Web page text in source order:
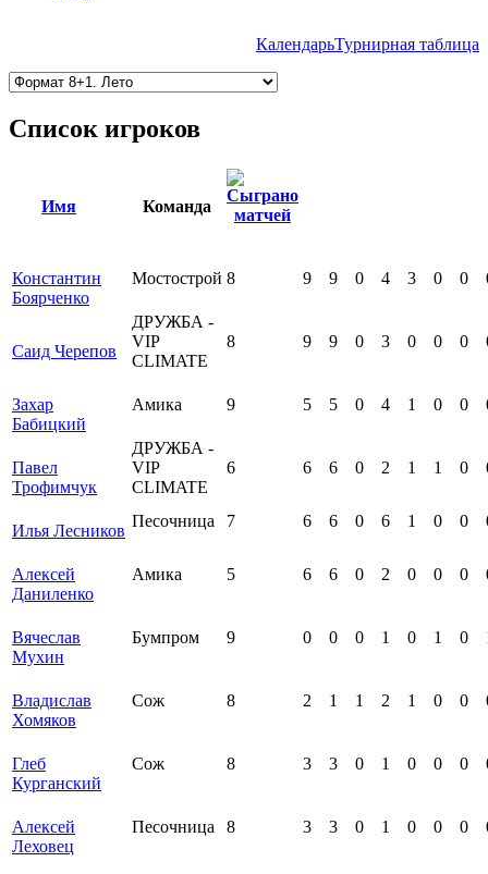
КалендарьТурнирная таблица
Список игроков
Имя Команда
Константин
Боярченко
Мостострой 8 9 9 0 4 3 0 0
Саид Черепов
ДРУЖБА -
VIP
СLIMATE
8 9 9 0 3 0 0 0
Захар
Бабицкий
Амика 9 5 5 0 4 1 0 0
Павел
Трофимчук
ДРУЖБА -
VIP
СLIMATE
6 6 6 0 2 1 1 0
Илья Лесников
Песочница 7 6 6 0 6 1 0 0
Алексей
Даниленко
Амика 5 6 6 0 2 0 0 0
Вячеслав
Мухин
Бумпром 9 0 0 0 1 0 1 0
Владислав
Хомяков
Сож 8 2 1 1 2 1 0 0
Глеб
Курганский
Сож 8 3 3 0 1 0 0 0
Алексей
Леховец
Песочница 8 3 3 0 1 0 0 0